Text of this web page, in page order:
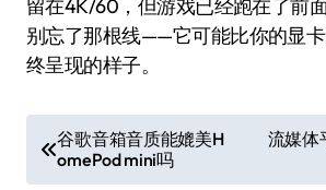
留在4K/60，但游戏已经跑在了前
别忘了那根线——它可能比你的显
终呈现的样子。
章
谷歌音箱音质能媲美H
omePod mini吗
流媒体